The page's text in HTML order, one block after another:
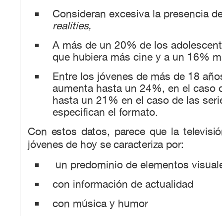
Consideran excesiva la presencia
realities,
A más de un 20% de los
que hubiera más cine y a un 16%
Entre los jóvenes de más de 18
aumenta hasta un 24%, en el caso
hasta un 21% en el caso de las
especifican el formato.
Con estos datos, parece que la
jóvenes de hoy se caracteriza por:
un predominio de elementos
con información de actualidad
con música y humor